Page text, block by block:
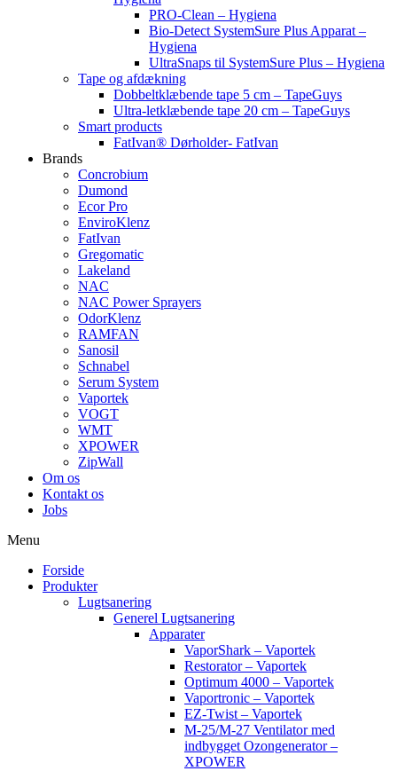
PRO-Clean – Hygiena
Bio-Detect SystemSure Plus Apparat –
Hygiena
UltraSnaps til SystemSure Plus – Hygiena
Tape og afdækning
Dobbeltklæbende tape 5 cm – TapeGuys
Ultra-letklæbende tape 20 cm – TapeGuys
Smart products
FatIvan® Dørholder- FatIvan
Brands
Concrobium
Dumond
Ecor Pro
EnviroKlenz
FatIvan
Gregomatic
Lakeland
NAC
NAC Power Sprayers
OdorKlenz
RAMFAN
Sanosil
Schnabel
Serum System
Vaportek
VOGT
WMT
XPOWER
ZipWall
Om os
Kontakt os
Jobs
Menu
Forside
Produkter
Lugtsanering
Generel Lugtsanering
Apparater
VaporShark – Vaportek
Restorator – Vaportek
Optimum 4000 – Vaportek
Vaportronic – Vaportek
EZ-Twist – Vaportek
M-25/M-27 Ventilator med
indbygget Ozongenerator –
XPOWER